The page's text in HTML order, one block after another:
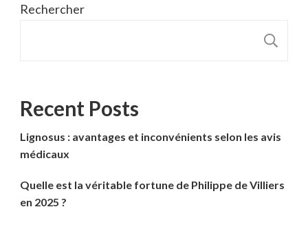
Rechercher
Recent Posts
Lignosus : avantages et inconvénients selon les avis
médicaux
Quelle est la véritable fortune de Philippe de Villiers
en 2025 ?